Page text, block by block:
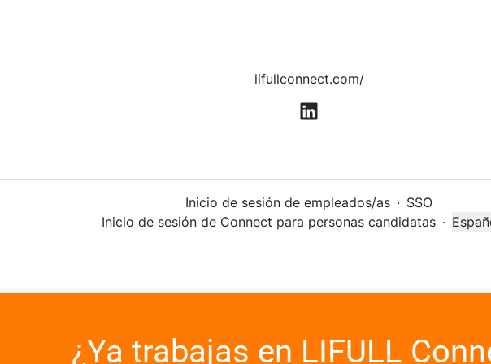
lifullconnect.com/
Inicio de sesión de empleados/as · SSO
Inicio de sesión de Connect para personas candidatas ·
¿Ya trabajas en LIFULL